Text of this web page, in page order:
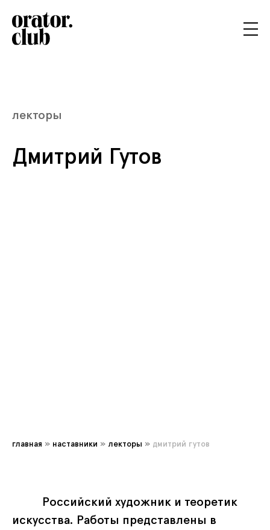
лекторы
Дмитрий Гутов
главная » наставники » лекторы » дмитрий гутов
Российский художник и теоретик
искусства. Работы представлены в